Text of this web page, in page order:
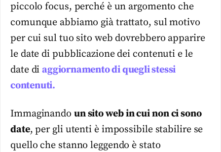
piccolo focus, perché è un argomento che
comunque abbiamo già trattato, sul motivo
per cui sul tuo sito web dovrebbero apparire
le date di pubblicazione dei contenuti e le
date diaggiornamento di quegli stessi
contenuti.
Immaginando un sito web in cui non ci sono
date, per gli utenti è impossibile stabilire se
quello che stanno leggendo è stato